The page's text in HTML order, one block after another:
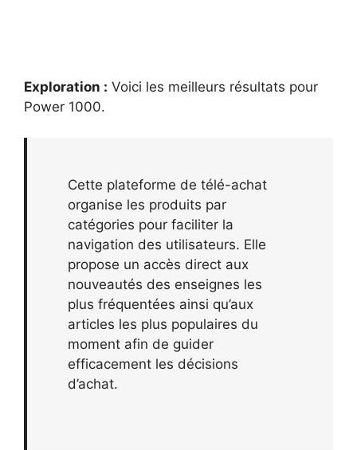
Exploration : Voici les meilleurs résultats pour
Power 1000.
Cette plateforme de télé-achat
organise les produits par
catégories pour faciliter la
navigation des utilisateurs. Elle
propose un accès direct aux
nouveautés des enseignes les
plus fréquentées ainsi qu’aux
articles les plus populaires du
moment afin de guider
efficacement les décisions
d’achat.